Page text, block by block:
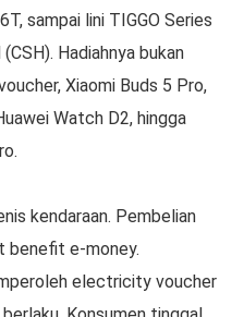
sampai lini TIGGO Series
Hadiahnya bukan
Xiaomi Buds 5 Pro,
Watch D2, hingga
kendaraan. Pembelian
benefit e-money.
electricity voucher